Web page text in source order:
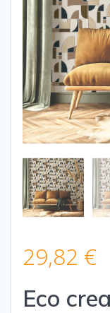
29,82 €
Eco